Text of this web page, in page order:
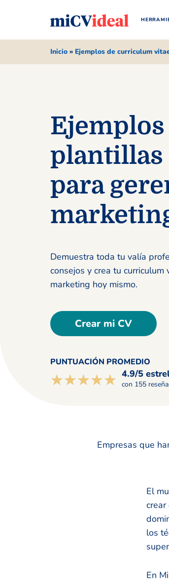
Inicio » Ejemplos de curriculum
Ejemplos
plantillas
para
Demuestra toda tu valía
consejos y crea tu
marketing hoy mismo.
Crear mi CV
PUNTUACIÓN PROMEDIO
☆☆☆☆☆
★★★★★ 4.9/5
con 155
Empresas que
El
los
En